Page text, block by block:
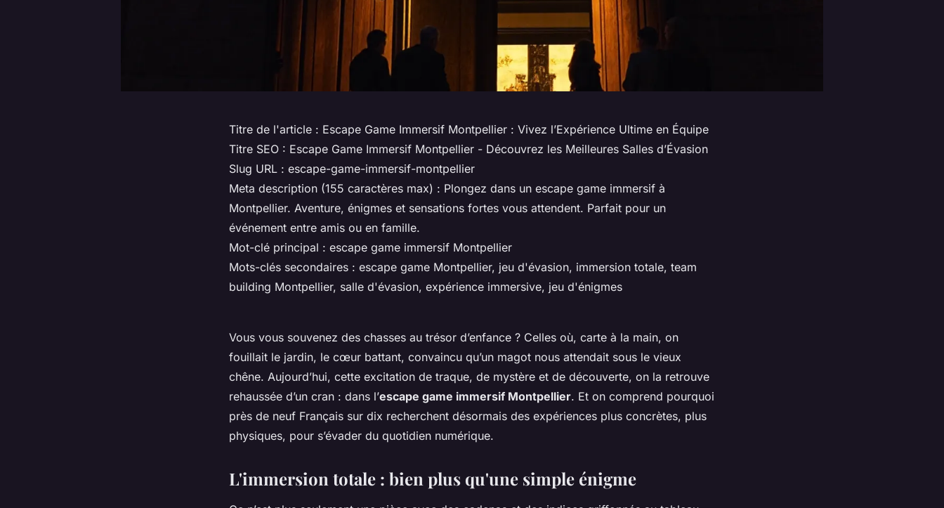
Titre de l'article : Escape Game Immersif Montpellier : Vivez l’Expérience Ultime en Équipe
Titre SEO : Escape Game Immersif Montpellier - Découvrez les Meilleures Salles d’Évasion
Slug URL : escape-game-immersif-montpellier
Meta description (155 caractères max) : Plongez dans un escape game immersif à
Montpellier. Aventure, énigmes et sensations fortes vous attendent. Parfait pour un
événement entre amis ou en famille.
Mot-clé principal : escape game immersif Montpellier
Mots-clés secondaires : escape game Montpellier, jeu d'évasion, immersion totale, team
building Montpellier, salle d'évasion, expérience immersive, jeu d'énigmes
Vous vous souvenez des chasses au trésor d’enfance ? Celles où, carte à la main, on
fouillait le jardin, le cœur battant, convaincu qu’un magot nous attendait sous le vieux
chêne. Aujourd’hui, cette excitation de traque, de mystère et de découverte, on la retrouve
rehaussée d’un cran : dans l’escape game immersif Montpellier. Et on comprend pourquoi
près de neuf Français sur dix recherchent désormais des expériences plus concrètes, plus
physiques, pour s’évader du quotidien numérique.
L'immersion totale : bien plus qu'une simple énigme